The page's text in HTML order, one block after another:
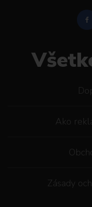
Ako
Zásady